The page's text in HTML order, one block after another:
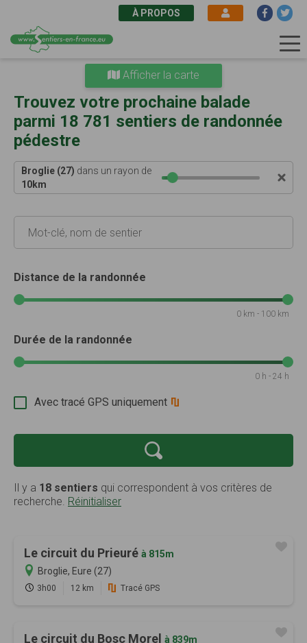
principal
À PROPOS
Trouvez votre prochaine balade
parmi 18 781 sentiers de randonnée
pédestre
Broglie (27) dans un rayon de
10km
Distance de la randonnée
0 km - 100 km
Durée de la randonnée
0 h - 24 h
Avec tracé GPS uniquement
Il y a 18 sentiers qui correspondent à vos critères de
recherche. Réinitialiser
Le circuit du Prieuré à 815m
Broglie, Eure (27)
3h00 12 km Tracé GPS
Le circuit du Bosc Morel à 839m
Afficher la carte